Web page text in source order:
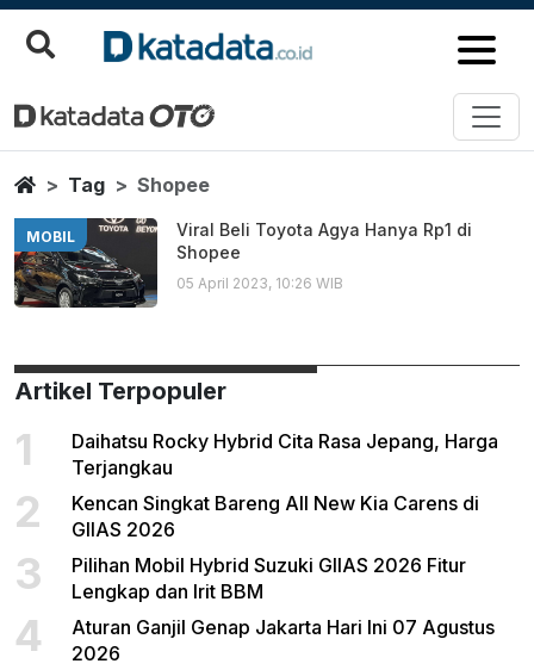
Shopee
Berita Terbaru
HomeTag Shopee
MOBIL
Viral Beli Toyota Agya Hanya Rp1 di
Shopee
05 April 2023, 10:26 WIB
Artikel Terpopuler
1
Daihatsu Rocky Hybrid Cita Rasa Jepang, Harga
Terjangkau
2
Kencan Singkat Bareng All New Kia Carens di
GIIAS 2026
3
Pilihan Mobil Hybrid Suzuki GIIAS 2026 Fitur
Lengkap dan Irit BBM
4
Aturan Ganjil Genap Jakarta Hari Ini 07 Agustus
2026